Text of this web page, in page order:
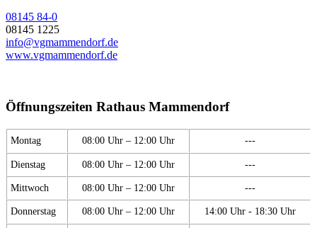
08145 84-0
08145 1225
info@vgmammendorf.de
www.vgmammendorf.de
Öffnungszeiten Rathaus Mammendorf
Montag 08:00 Uhr – 12:00 Uhr ---
Dienstag 08:00 Uhr – 12:00 Uhr ---
Mittwoch 08:00 Uhr – 12:00 Uhr ---
Donnerstag 08:00 Uhr – 12:00 Uhr 14:00 Uhr - 18:30 Uhr